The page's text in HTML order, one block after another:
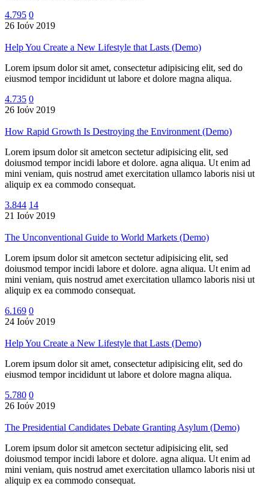
4.795 0
26 Ιούν 2019
Help You Create a New Lifestyle that Lasts (Demo)
Lorem ipsum dolor sit amet, consectetur adipisicing elit, sed do
eiusmod tempor incididunt ut labore et dolore magna aliqua.
4.735 0
26 Ιούν 2019
How Rapid Growth Is Destroying the Environment (Demo)
Lorem ipsum dolor sit ametcon sectetur adipisicing elit, sed
doiusmod tempor incidi labore et dolore. agna aliqua. Ut enim ad
mini veniam, quis nostrud amet exercitation ullamco laboris nisi ut
aliquip ex ea commodo consequat.
3.844 14
21 Ιούν 2019
The Unconventional Guide to World Markets (Demo)
Lorem ipsum dolor sit ametcon sectetur adipisicing elit, sed
doiusmod tempor incidi labore et dolore. agna aliqua. Ut enim ad
mini veniam, quis nostrud amet exercitation ullamco laboris nisi ut
aliquip ex ea commodo consequat.
6.169 0
24 Ιούν 2019
Help You Create a New Lifestyle that Lasts (Demo)
Lorem ipsum dolor sit amet, consectetur adipisicing elit, sed do
eiusmod tempor incididunt ut labore et dolore magna aliqua.
5.780 0
26 Ιούν 2019
The Presidential Candidates Debate Granting Asylum (Demo)
Lorem ipsum dolor sit ametcon sectetur adipisicing elit, sed
doiusmod tempor incidi labore et dolore. agna aliqua. Ut enim ad
mini veniam, quis nostrud amet exercitation ullamco laboris nisi ut
aliquip ex ea commodo consequat.